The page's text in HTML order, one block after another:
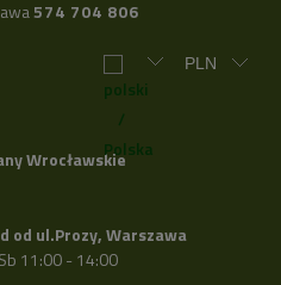
574 704 806
Wrocławskie
od ul.Prozy, Warszawa
11:00 - 14:00